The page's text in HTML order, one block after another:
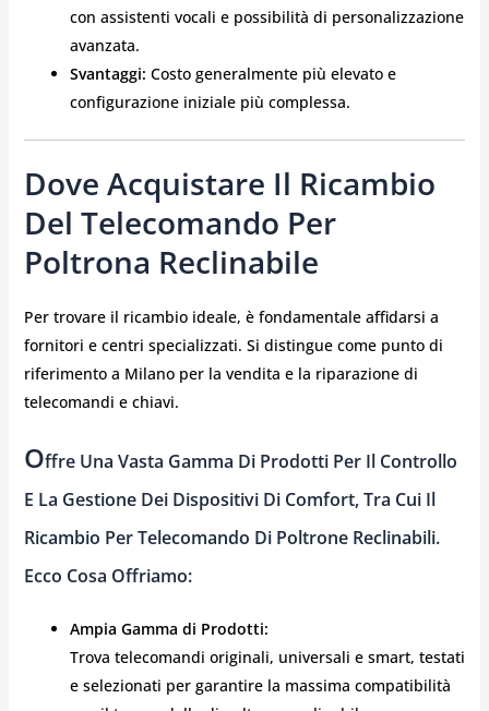
con assistenti vocali e possibilità di personalizzazione
avanzata.
Svantaggi: Costo generalmente più elevato e
configurazione iniziale più complessa.
Dove Acquistare Il Ricambio
Del Telecomando Per
Poltrona Reclinabile
Per trovare il ricambio ideale, è fondamentale affidarsi a
fornitori e centri specializzati. Si distingue come punto di
riferimento a Milano per la vendita e la riparazione di
telecomandi e chiavi.
OFfre Una Vasta Gamma Di Prodotti Per Il Controllo
E La Gestione Dei Dispositivi Di Comfort, Tra Cui Il
Ricambio Per Telecomando Di Poltrone Reclinabili.
Ecco Cosa Offriamo:
Ampia Gamma di Prodotti:
Trova telecomandi originali, universali e smart, testati
e selezionati per garantire la massima compatibilità